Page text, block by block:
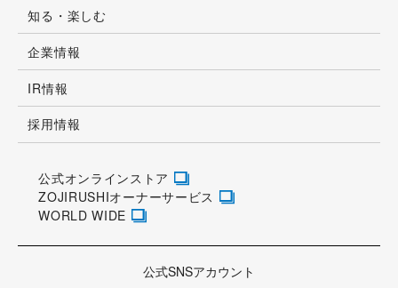
知る・楽しむ
企業情報
IR情報
採用情報
公式オンラインストア
ZOJIRUSHIオーナーサービス
WORLD WIDE
公式SNSアカウント